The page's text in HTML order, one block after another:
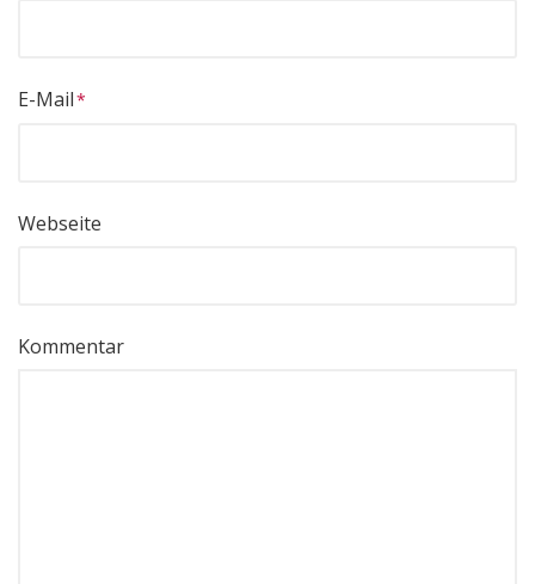
E-Mail
Webseite
Kommentar